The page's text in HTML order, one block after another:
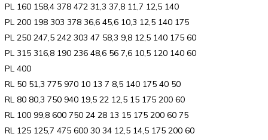
PL 160 158,4 378 472 31,3 37,8 11,7 12,5 140
PL 200 198 303 378 36,6 45,6 10,3 12,5 140 175
PL 250 247,5 242 303 47 58,3 9,8 12,5 140 175 60
PL 315 316,8 190 236 48,6 56 7,6 10,5 120 140 60
PL 400
RL 50 51,3 775 970 10 13 7 8,5 140 175 40 50
RL 80 80,3 750 940 19,5 22 12,5 15 175 200 60
RL 100 99,8 600 750 24 28 13 15 175 200 60 75
RL 125 125,7 475 600 30 34 12,5 14,5 175 200 60